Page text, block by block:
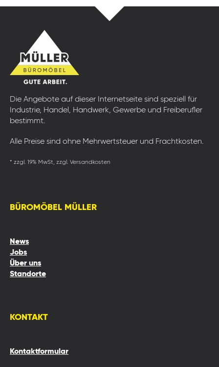
Die Angebote auf dieser Internetseite sind speziell für
Industrie, Handel, Handwerk, Gewerbe und Freiberufler
bestimmt.
Alle Preise sind ohne Mehrwertsteuer und Frachtkosten.
* zzgl. 19% MwSt, zzgl. Versandkosten
BÜROMÖBEL MÜLLER
News
Jobs
Über uns
Standorte
KONTAKT
Kontaktformular